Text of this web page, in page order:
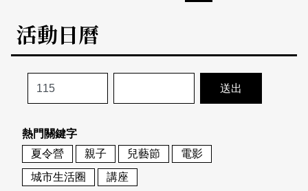
本期專題
歷史專題
活動特區
活動列表
地圖搜尋
關於我們
關於我們
刊物索取地點
會員基本資料
刊登活動
網站導覽 English
活動日曆
熱門關鍵字
夏令營
親子 兒藝節
電影
城市生活圈
講座